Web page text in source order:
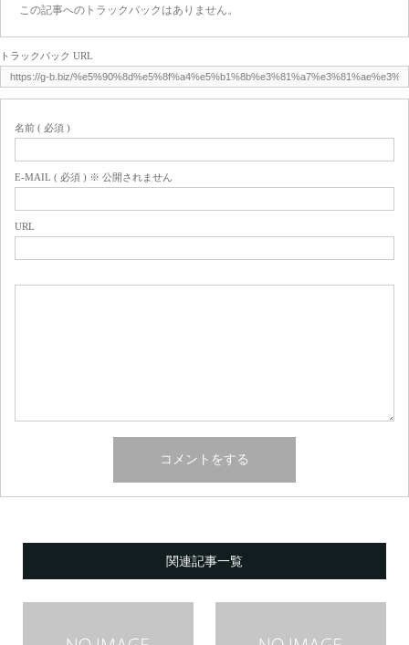
この記事へのトラックバックはありません。
トラックバック URL
名前 ( 必須 )
E-MAIL ( 必須 ) ※ 公開されません
URL
関連記事一覧